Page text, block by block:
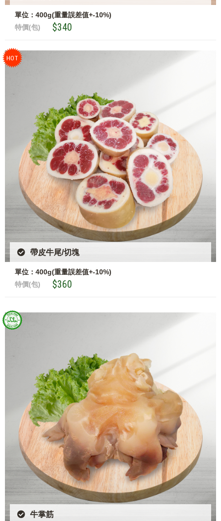
單位：400g(重量誤差值+-10%)
特價(包)
$340
帶皮牛尾/切塊
單位：400g(重量誤差值+-10%)
特價(包)
$360
牛掌筋